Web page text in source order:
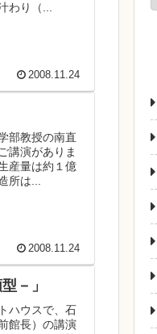
わり（...
2008.11.24
部教授の南直
講演がありま
産量は約１億
所は...
2008.11.24
－」
ハウスで、石
館長）の講演